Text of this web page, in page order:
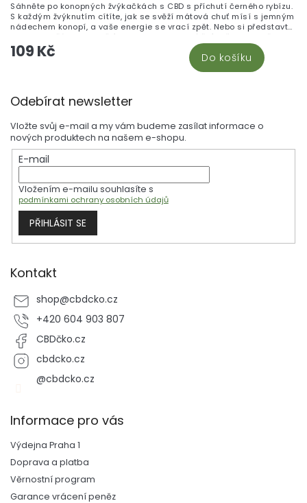
109 Kč Do košíku
Sáhněte po konopných žvýkačkách s CBD s příchutí černého rybízu.
S každým žvýknutím cítíte, jak se svěží mátová chuť mísí s jemným
nádechem konopí, a vaše energie se vrací zpět. Nebo si představte,
jak jste s přáteli a podělíte se o tyto lahodné žvýkačky. Nejenže
osvěží váš dech, ale díky CBD vás také zklidní a uvolní.
Odebírat newsletter
Vložte svůj e-mail a my vám budeme zasílat informace o
nových produktech na našem e-shopu.
E-mail
Vložením e-mailu souhlasíte s
podmínkami ochrany osobních údajů
PŘIHLÁSIT SE
Kontakt
shop@cbdcko.cz
+420 604 903 807
CBDčko.cz
cbdcko.cz
@cbdcko.cz
Informace pro vás
Výdejna Praha 1
Doprava a platba
Věrnostní program
Garance vrácení peněz